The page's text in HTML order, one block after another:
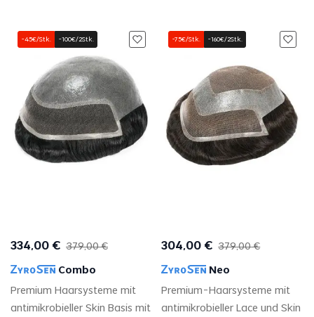
-45€/Stk. -100€/2Stk.
334,00 € 379,00 €
Combo
Premium Haarsysteme mit
antimikrobieller Skin Basis mit
-75€/Stk. -160€/2Stk.
304,00 € 379,00 €
Neo
Premium-Haarsysteme mit
antimikrobieller Lace und Skin